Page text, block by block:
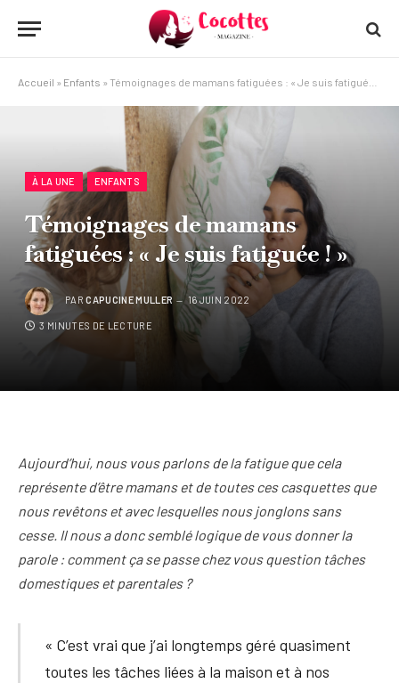
Accueil » Enfants » Témoignages de mamans fatiguées : « Je suis fatiguée ! »
À LA UNE ENFANTS
Témoignages de mamans
fatiguées : « Je suis fatiguée ! »
PAR CAPUCINE MULLER 16 JUIN 2022
3 MINUTES DE LECTURE
Aujourd’hui, nous vous parlons de la fatigue que cela
représente d’être mamans et de toutes ces casquettes que
nous revêtons et avec lesquelles nous jonglons sans
cesse. Il nous a donc semblé logique de vous donner la
parole : comment ça se passe chez vous question tâches
domestiques et parentales ?
« C’est vrai que j’ai longtemps géré quasiment
toutes les tâches liées à la maison et à nos